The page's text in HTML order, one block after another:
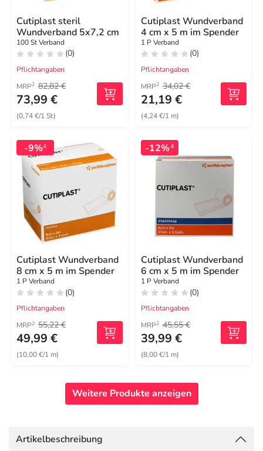
Cutiplast steril
Wundverband 5x7,2 cm
100 St Verband
(0)
Pflichtangaben
MRP2 82,82 €
73,99 €
(0,74 €/1 St)
Cutiplast Wundverband
4 cm x 5 m im Spender
1 P Verband
(0)
Pflichtangaben
MRP2 34,02 €
21,19 €
(4,24 €/1 m)
-9%4
Cutiplast Wundverband
8 cm x 5 m im Spender
1 P Verband
(0)
Pflichtangaben
MRP2 55,22 €
49,99 €
(10,00 €/1 m)
-12%4
Cutiplast Wundverband
6 cm x 5 m im Spender
1 P Verband
(0)
Pflichtangaben
MRP2 45,55 €
39,99 €
(8,00 €/1 m)
Weitere Produkte anzeigen
Artikelbeschreibung